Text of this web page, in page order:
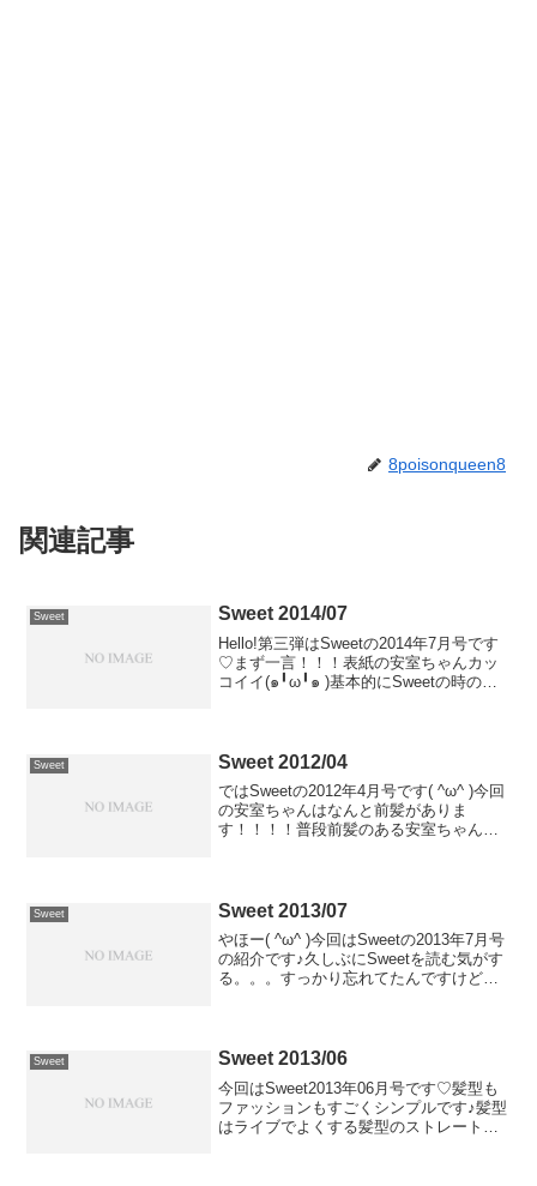
8poisonqueen8
関連記事
Sweet Sweet 2014/07
Hello!第三弾はSweetの2014年7月号です
♡まず一言！！！表紙の安室ちゃんカッ
コイイ(๑╹ω╹๑ )基本的にSweetの時の安
Sweet Sweet 2012/04
ではSweetの2012年4月号です( ^ω^ )今回
の安室ちゃんはなんと前髪がありま
す！！！！普段前髪のある安室ちゃんを
がだわ！！...
Sweet Sweet 2013/07
やほー( ^ω^ )今回はSweetの2013年7月号
の紹介です♪久しぶにSweetを読む気がす
る。。。すっかり忘れてたんですけど、
Sweet Sweet 2013/06
今回はSweet2013年06月号です♡髪型も
ファッションもすごくシンプルです♪髪型
はライブでよくする髪型のストレートバ